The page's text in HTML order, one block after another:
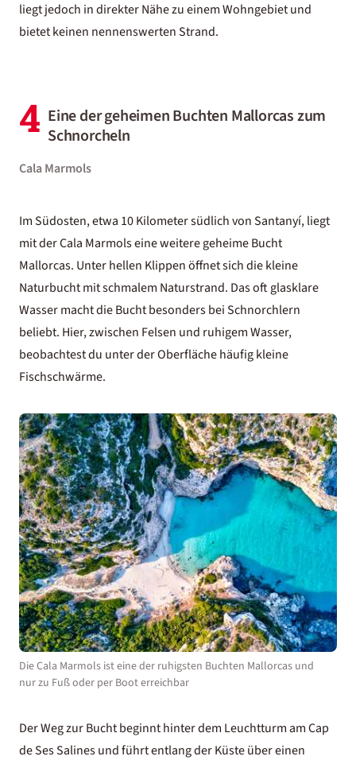
liegt jedoch in direkter Nähe zu einem Wohngebiet und
bietet keinen nennenswerten Strand.
4 Eine der geheimen Buchten Mallorcas zum
Schnorcheln
Cala Marmols
Im Südosten, etwa 10 Kilometer südlich von Santanyí, liegt
mit der Cala Marmols eine weitere geheime Bucht
Mallorcas. Unter hellen Klippen öffnet sich die kleine
Naturbucht mit schmalem Naturstrand. Das oft glasklare
Wasser macht die Bucht besonders bei Schnorchlern
beliebt. Hier, zwischen Felsen und ruhigem Wasser,
beobachtest du unter der Oberfläche häufig kleine
Fischschwärme.
Die Cala Marmols ist eine der ruhigsten Buchten Mallorcas und
nur zu Fuß oder per Boot erreichbar
Der Weg zur Bucht beginnt hinter dem Leuchtturm am Cap
de Ses Salines und führt entlang der Küste über einen